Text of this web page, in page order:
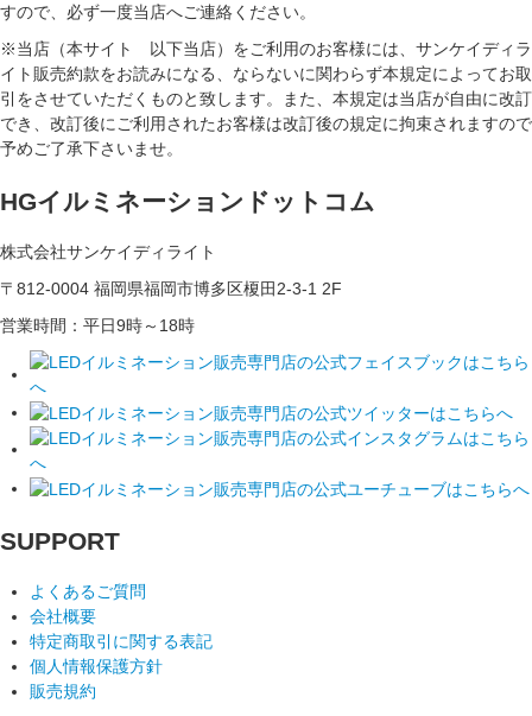
すので、必ず一度当店へご連絡ください。
※当店（本サイト 以下当店）をご利用のお客様には、サンケイディラ
イト販売約款をお読みになる、ならないに関わらず本規定によってお取
引をさせていただくものと致します。また、本規定は当店が自由に改訂
でき、改訂後にご利用されたお客様は改訂後の規定に拘束されますので
予めご了承下さいませ。
HGイルミネーションドットコム
株式会社サンケイディライト
〒812-0004 福岡県福岡市博多区榎田2-3-1 2F
営業時間：平日9時～18時
SUPPORT
よくあるご質問
会社概要
特定商取引に関する表記
個人情報保護方針
販売規約